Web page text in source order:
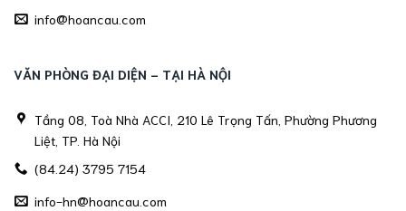
info@hoancau.com
VĂN PHÒNG ĐẠI DIỆN - TẠI HÀ NỘI
Tầng 08, Toà Nhà ACCI, 210 Lê Trọng Tấn, Phường Phương
Liệt, TP. Hà Nội
(84.24) 3795 7154
info-hn@hoancau.com